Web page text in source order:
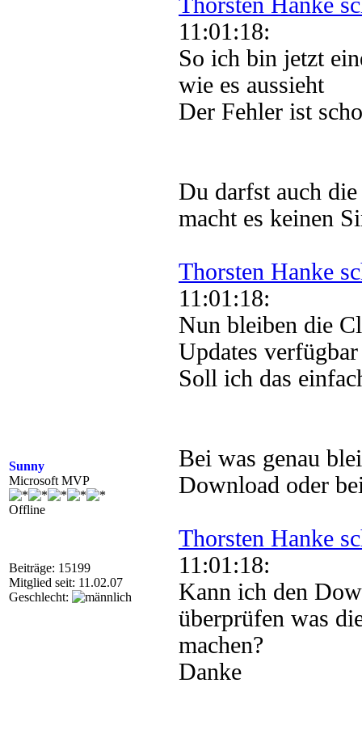
Sunny
Microsoft MVP
Offline
Beiträge: 15199
Mitglied seit: 11.02.07
Geschlecht:
11:01:18:
So ich bin jetzt
wie es aussieht
Der Fehler ist
Du darfst auch
macht es keinen
Thorsten Hanke
11:01:18:
Nun bleiben die
Updates
Soll ich das
Bei was genau
Download oder
Thorsten Hanke
11:01:18:
Kann ich den
überprüfen was
machen?
Danke